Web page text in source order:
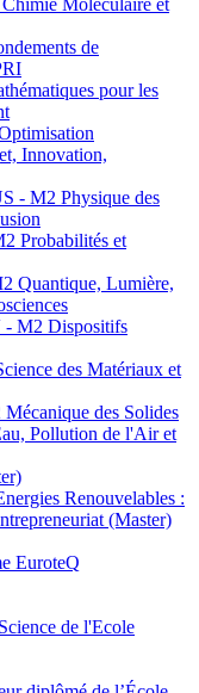
Moléculaire et
de
pour les
Innovation,
- M2 Physique des
Probabilités et
Quantique, Lumière,
M2 Dispositifs
des Matériaux et
des Solides
Pollution de l'Air et
Renouvelables :
(Master)
EuroteQ
de l'Ecole